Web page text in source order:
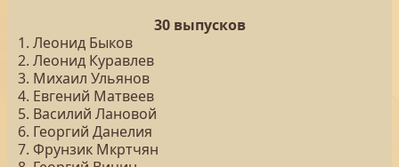
30 выпусков
1. Леонид Быков
2. Леонид Куравлев
3. Михаил Ульянов
4. Евгений Матвеев
5. Василий Лановой
6. Георгий Данелия
7. Фрунзик Мкртчян